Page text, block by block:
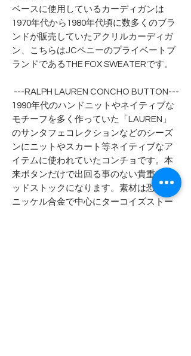
ベースに使用しているカーディガンは
1970年代から1980年代頃に数多くのブラ
ンドが販売していたアクリルカーディガ
ン、こちらはJCペニーのプライベートブ
ランドであるTHE FOX SWEATERです。
---RALPH LAUREN CONCHO BUTTON---
1990年代のハンドニットやネイティブな
モチーフを多く作っていた「LAUREN」
のサンタフェコレクションなどのシーズ
ンにニットやスカート等ネイティブなア
イテムに使われていたコンチョです。本
来ボタンだけで出回る事のない貴重なデ
ッドストックになります。素材は恐らく
ニッケル合金で中心にターコイズストー